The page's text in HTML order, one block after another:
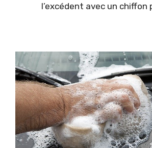
l’excédent avec un chiffon